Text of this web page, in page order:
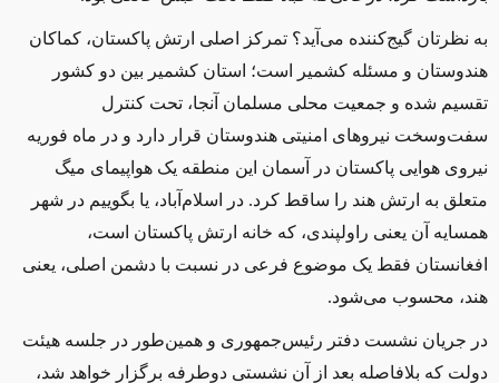
به نظرتان گیج‌کننده می‌آید؟ تمرکز اصلی ارتش پاکستان، کماکان
هندوستان و مسئله کشمیر است؛ استان کشمیر بین دو کشور
تقسیم شده و جمعیت محلی مسلمان آنجا، تحت کنترل
سفت‌وسخت نیروهای امنیتی هندوستان قرار دارد و در ماه فوریه
نیروی هوایی پاکستان در آسمان این منطقه یک هواپیمای میگ
متعلق به ارتش هند را ساقط کرد. در اسلام‌آباد، یا بگوییم در شهر
همسایه آن یعنی راولپندی، که خانه ارتش پاکستان است،
افغانستان فقط یک موضوع فرعی در نسبت با دشمن اصلی، یعنی
هند، محسوب می‌شود.
در جریان نشست دفتر رئیس‌جمهوری و همین‌طور در جلسه هیئت
دولت که بلافاصله بعد از آن نشستی دوطرفه برگزار خواهد شد،